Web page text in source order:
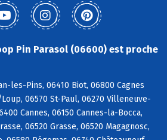
Pin Parasol (06600) est proche
les-Pins, 06410 Biot, 06800 Cagnes
06570 St-Paul, 06270 Villeneuve-
Cannes, 06150 Cannes-la-Bocca,
06520 Grasse, 06520 Magagnosc,